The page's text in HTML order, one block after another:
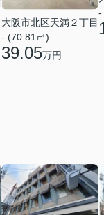
大阪市北区天満２丁目
- (70.81㎡)
39.05万円
-